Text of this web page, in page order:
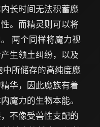
长时间无法积蓄魔
。而精灵则可以将
两个同样将魔力视
生领土纠纷，以及
所储存的高纯度魔
华，因此魔族有着
魔力的生物本能。
不像受兽性支配的